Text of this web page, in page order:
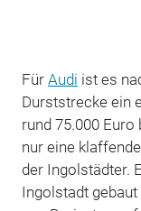
Für Audi ist es
Durststrecke ein
rund 75.000
nur eine
der Ingolstädter.
Ingolstadt